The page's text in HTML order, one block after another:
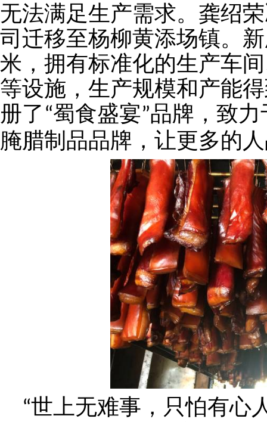
无法满足生产需求。龚绍
司迁移至杨柳黄添场镇。
米，拥有标准化的生产车
等设施，生产规模和产能
册了 “蜀食盛宴”品牌，致
腌腊制品品牌，让更多的
“世上无难事，只怕有心